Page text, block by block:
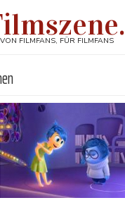
VON FILMFANS, FÜR FILMFANS